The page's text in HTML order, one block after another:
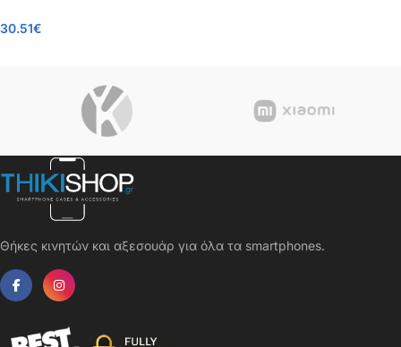
30.51€
Θήκες κινητών και αξεσουάρ για όλα τα smartphones.